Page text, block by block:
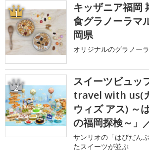
1
キッザニア福岡
食グラノーラマ
岡県
オリジナルのグラノー
2
スイーツビュッ
travel with us(
ウィズ アス) ～
の福岡探検～」
サンリオの「はぴだん
たスイーツが並ぶ